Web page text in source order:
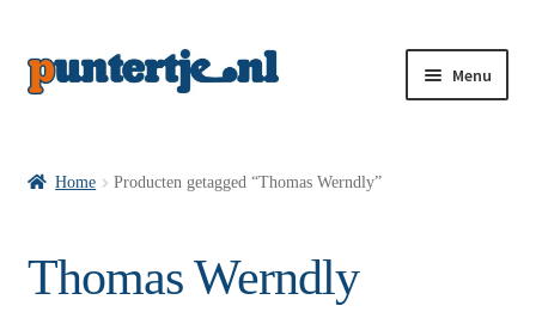
Menu
Home Producten getagged “Thomas Werndly”
Thomas Werndly